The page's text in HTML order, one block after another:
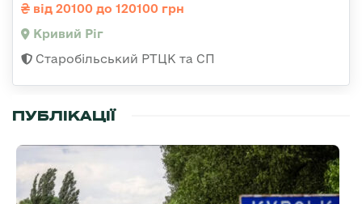
від 20100 до 120100 грн
Кривий Ріг
Старобільський РТЦК та СП
ПУБЛІКАЦІЇ